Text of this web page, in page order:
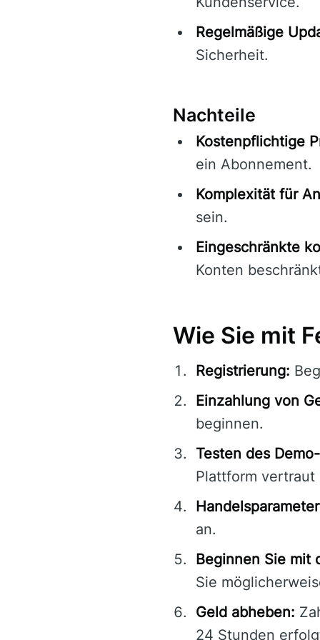
Regelmäßige
Sicherheit.
Nachteile
Kostenpflichtige
ein Abonnement.
Komplexität für
sein.
Eingeschränkte
Konten
Wie Sie mit
Registrierung:
Einzahlung von
beginnen.
Testen des
Plattform vertraut
an.
Beginnen Sie mit
Sie
Geld abheben:
24 Stunden